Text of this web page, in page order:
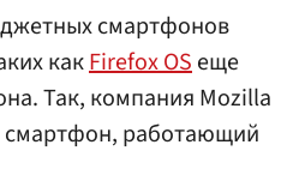
смартфонов
какFirefox OSеще
Так, компания Mozilla
смартфон, работающий